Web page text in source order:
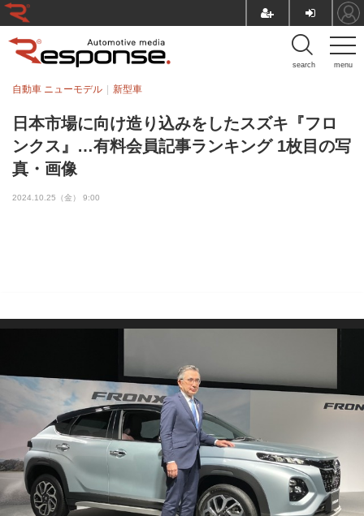
menu
search
日本市場に向け造り込みをしたスズキ『フロ
ンクス』…有料会員記事ランキング 1枚目の写
真・画像
自動車 ニューモデル 新型車
2024.10.25（金） 9:00